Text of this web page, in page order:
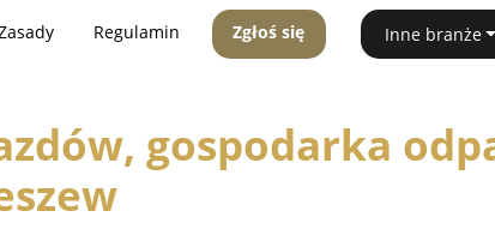
Regulamin Zgłoś się Inne branże
gospodarka